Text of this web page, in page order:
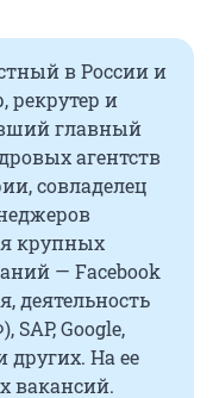
в России и
рекрутер и
главный
агентств
совладелец
крупных
— Facebook
деятельность
Google,
других. На ее
вакансий.